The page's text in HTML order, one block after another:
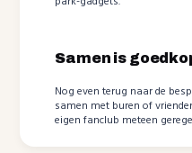
Samen is
Nog even terug naar de
samen met buren of
eigen fanclub meteen